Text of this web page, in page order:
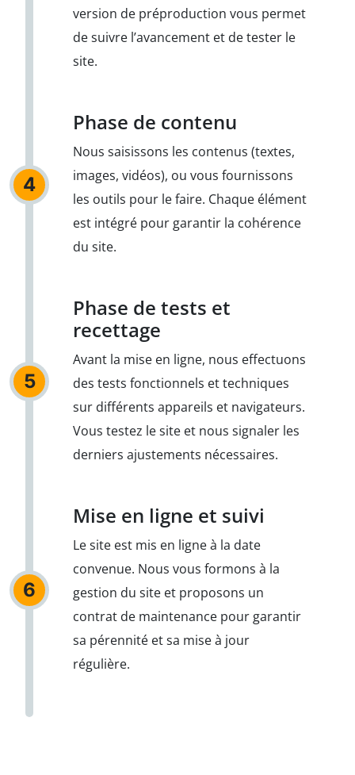
version de préproduction vous permet
de suivre l’avancement et de tester le
site.
4
Phase de contenu
Nous saisissons les contenus (textes,
images, vidéos), ou vous fournissons
les outils pour le faire. Chaque élément
est intégré pour garantir la cohérence
du site.
5
Phase de tests et
recettage
Avant la mise en ligne, nous effectuons
des tests fonctionnels et techniques
sur différents appareils et navigateurs.
Vous testez le site et nous signaler les
derniers ajustements nécessaires.
6
Mise en ligne et suivi
Le site est mis en ligne à la date
convenue. Nous vous formons à la
gestion du site et proposons un
contrat de maintenance pour garantir
sa pérennité et sa mise à jour
régulière.